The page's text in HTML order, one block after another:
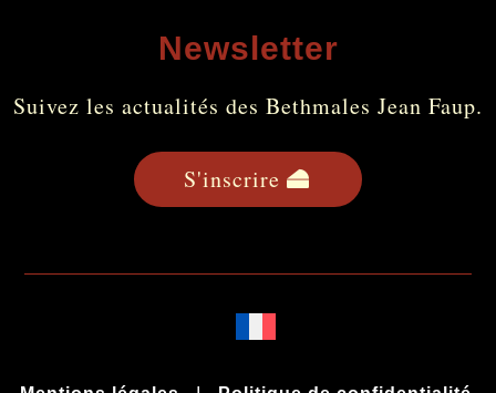
Newsletter
Suivez les actualités des Bethmales Jean Faup.
S'inscrire